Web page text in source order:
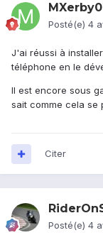
Posté(e) 4
J'ai réussi à
téléphone en le
Il est encore sous
sait comme cela se
Citer
Posté(e) 4